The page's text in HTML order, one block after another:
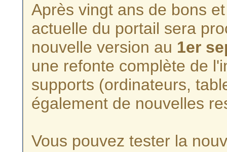
Après vingt ans de bons
actuelle du portail sera
nouvelle version au 1er
une refonte complète de
supports (ordinateurs,
également de nouvelles
Vous pouvez tester la